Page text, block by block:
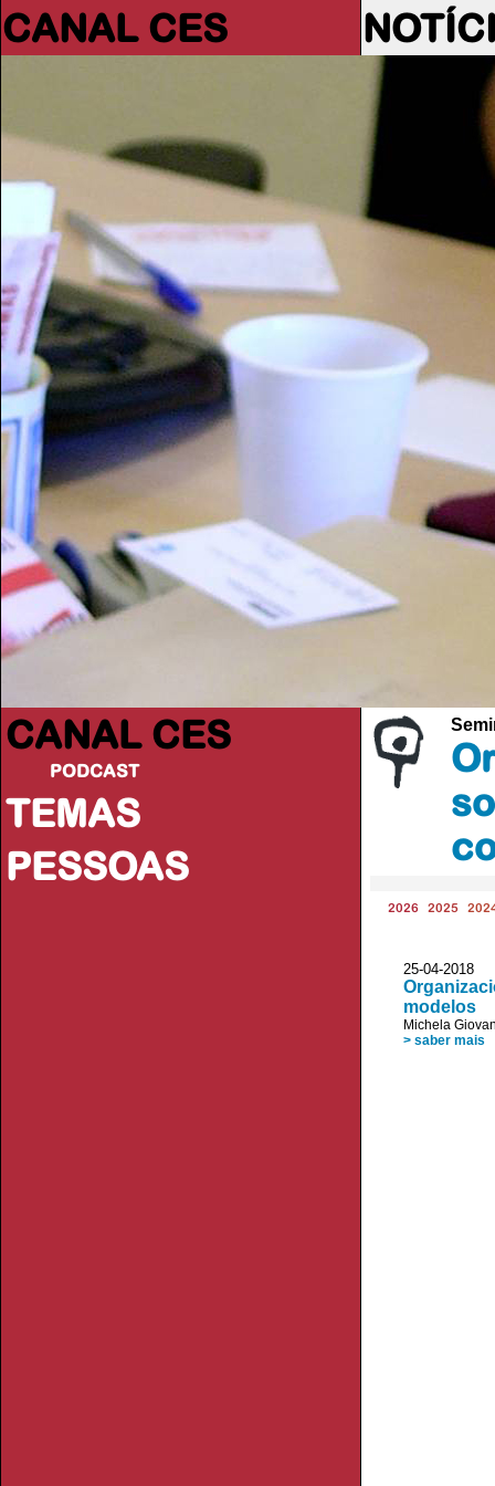
CANAL CES
CANAL CES
PODCAST
TEMAS
PESSOAS
2026 2025
25-04-
modelos
Michela
> saber mais